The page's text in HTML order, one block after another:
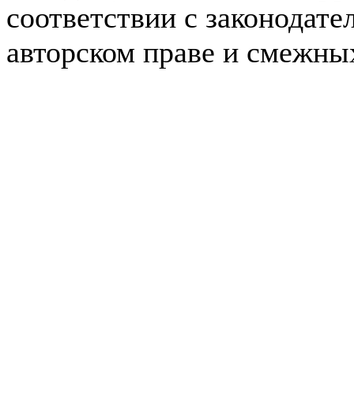
соответствии с
авторском праве и